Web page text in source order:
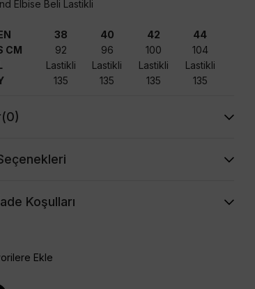
Elbise Beli Lastikli
38 40 42
44
CM
92 96 100
104
Lastikli Lastikli Lastikli
Lastikli
135 135 135 135
(0)
Koşulları
Ekle